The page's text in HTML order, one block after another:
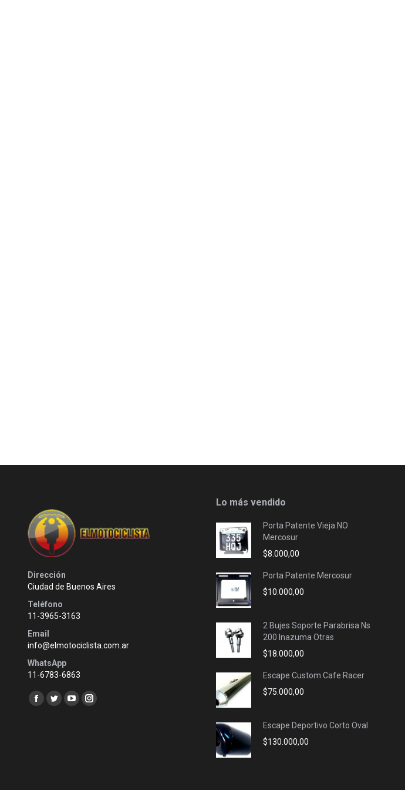
Dirección
Ciudad de Buenos Aires
Teléfono
11-3965-3163
Email
info@elmotociclista.com.ar
WhatsApp
11-6783-6863
Encuéntranos en:
Facebook
TwitterYouTubeInstagram
Lo más vendido
Porta Patente Vieja NO
Mercosur
$8.000,00
Porta Patente Mercosur
$10.000,00
2 Bujes Soporte Parabrisa Ns
200 Inazuma Otras
$18.000,00
Escape Custom Cafe Racer
$75.000,00
Escape Deportivo Corto Oval
$130.000,00